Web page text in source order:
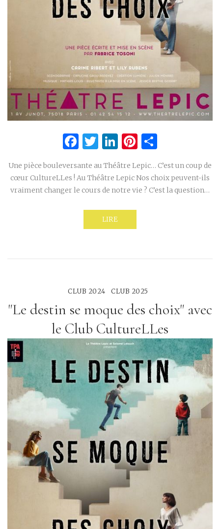
Facebook
Twitter
LinkedIn
Pinterest
Une pièce bouleversante au Théâtre Lepic… C’est un coup de
cœur CultureLLes ! Au Théâtre Lepic Nos choix peuvent-ils
vraiment changer le cours de notre vie ? C’est la question…
LIRE
CLUB 2024 CLUB 2025
"Le destin se moque des choix" avec
le Club CultureLLes